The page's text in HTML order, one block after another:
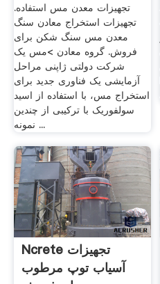
تجهیزات معدن مس استفاده.
تجهیزات استخراج معادن سنگ
معدن مس سنگ شکن برای
فروش. گروه معادن >مس یک
شرکت دولتی ژاپنی مراحل
آزمایشی یک فناوری جدید برای
استخراج مس، با استفاده از اسید
سولفوریک با ترکیبی از چندین
نمونه ...
Ncrete تجهیزات
آسیاب توپ مرطوب